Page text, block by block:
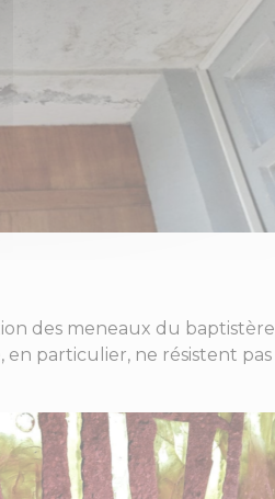
des meneaux du baptistère
en particulier, ne résistent pas